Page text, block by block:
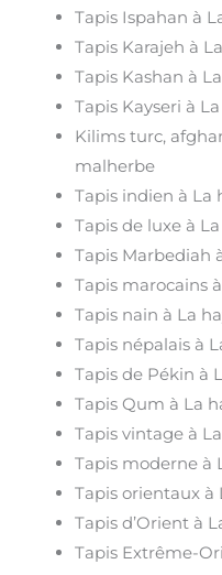
Tapis Ispahan à
Tapis Karajeh à
Tapis Kashan à
Tapis Kayseri à
Kilims turc,
malherbe
Tapis indien à La
Tapis de luxe à
Tapis Marbediah
Tapis marocains
Tapis nain à La
Tapis népalais à
Tapis de Pékin à
Tapis Qum à La
Tapis vintage à
Tapis moderne à
Tapis orientaux à
Tapis d’Orient à
Tapis Extrême-